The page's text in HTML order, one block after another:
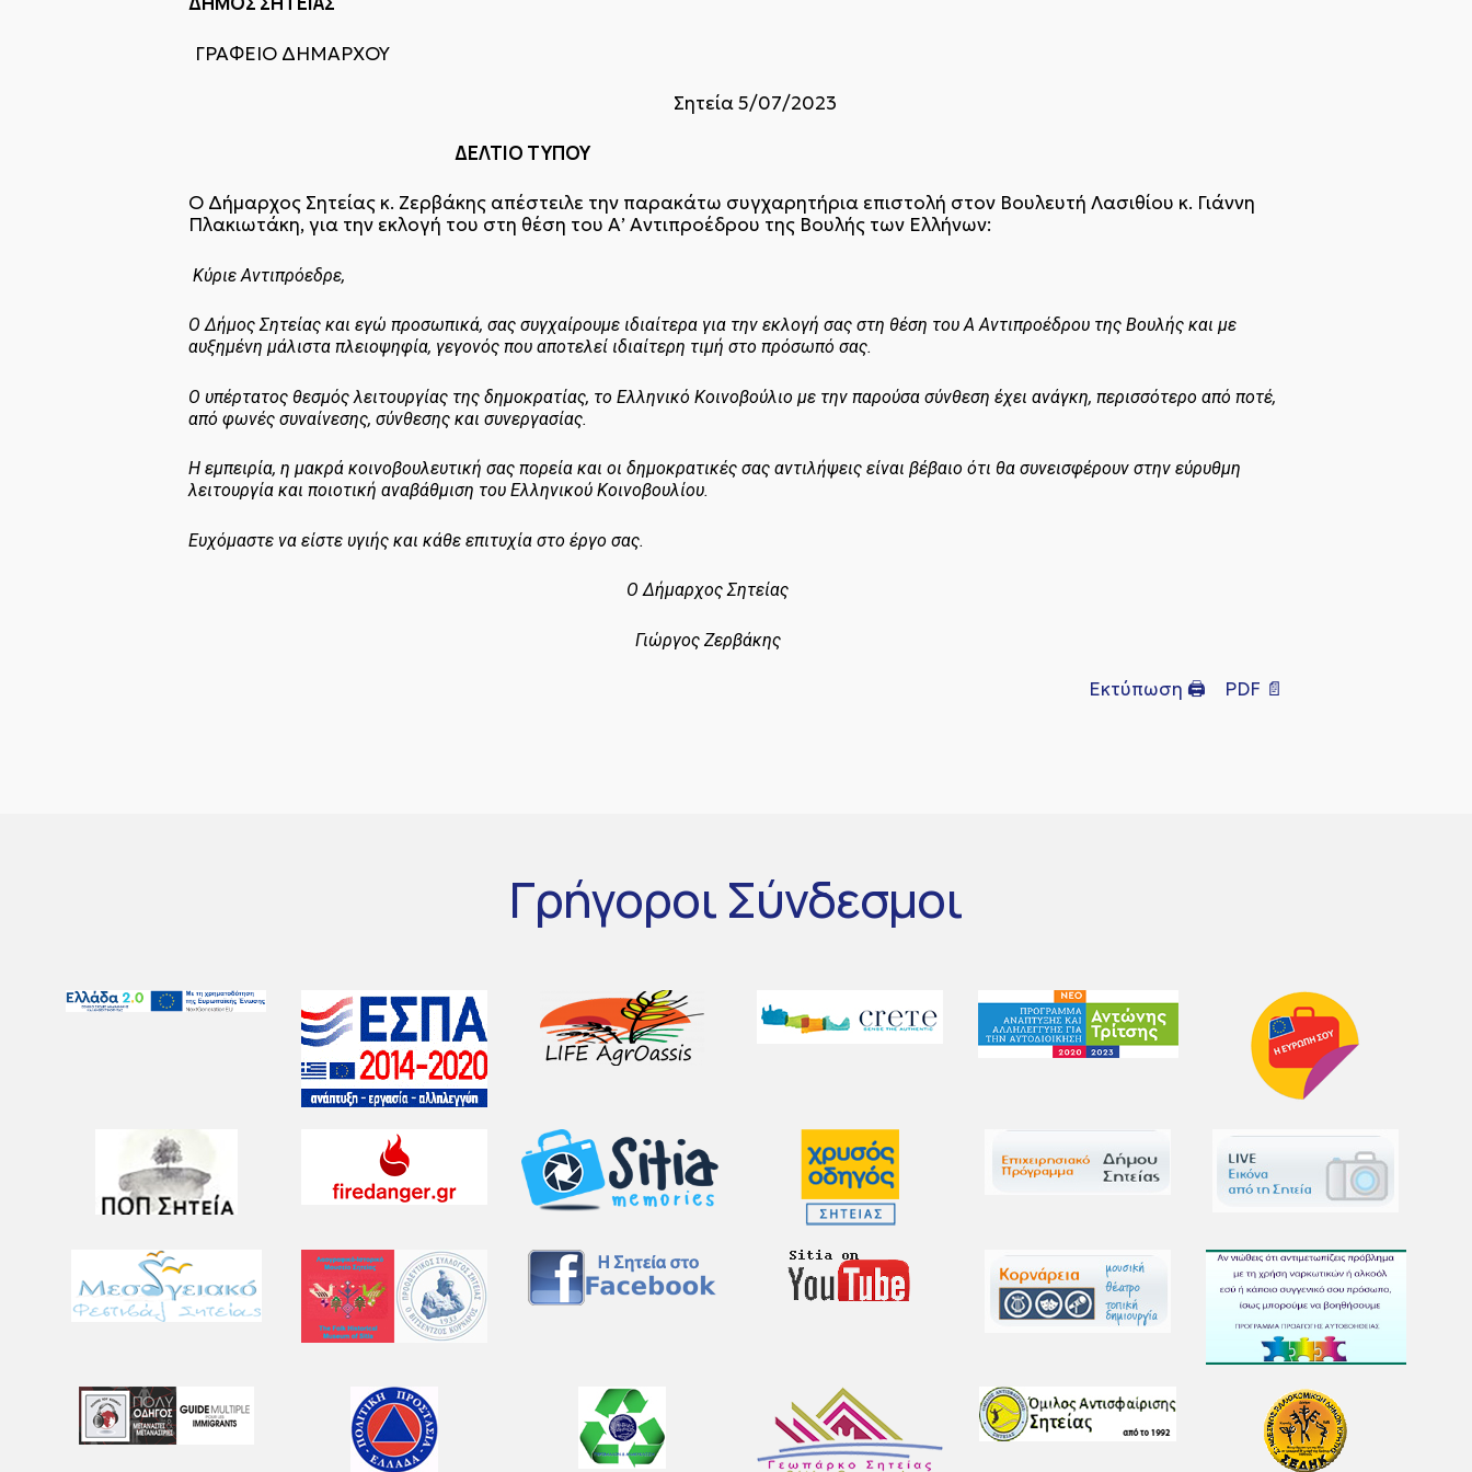
ΓΡΑΦΕΙΟ ΔΗΜΑΡΧΟΥ
Σητεία 5/07/2023
ΔΕΛΤΙΟ ΤΥΠΟΥ
Ο Δήμαρχος Σητείας κ. Ζερβάκης απέστειλε την παρακάτω συγχαρητήρια επιστολή στον Βουλευτή Λασιθίου κ. Γιάννη
Πλακιωτάκη, για την εκλογή του στη θέση του Α’ Αντιπροέδρου της Βουλής των Ελλήνων:
Κύριε Αντιπρόεδρε,
Ο Δήμος Σητείας και εγώ προσωπικά, σας συγχαίρουμε ιδιαίτερα για την εκλογή σας στη θέση του Α Αντιπροέδρου της Βουλής και με
αυξημένη μάλιστα πλειοψηφία, γεγονός που αποτελεί ιδιαίτερη τιμή στο πρόσωπό σας.
Ο υπέρτατος θεσμός λειτουργίας της δημοκρατίας, το Ελληνικό Κοινοβούλιο με την παρούσα σύνθεση έχει ανάγκη, περισσότερο από ποτέ,
από φωνές συναίνεσης, σύνθεσης και συνεργασίας.
Η εμπειρία, η μακρά κοινοβουλευτική σας πορεία και οι δημοκρατικές σας αντιλήψεις είναι βέβαιο ότι θα συνεισφέρουν στην εύρυθμη
λειτουργία και ποιοτική αναβάθμιση του Ελληνικού Κοινοβουλίου.
Ευχόμαστε να είστε υγιής και κάθε επιτυχία στο έργο σας.
Ο Δήμαρχος Σητείας
Γιώργος Ζερβάκης
Εκτύπωση 🖨 PDF 📄
Γρήγοροι Σύνδεσμοι